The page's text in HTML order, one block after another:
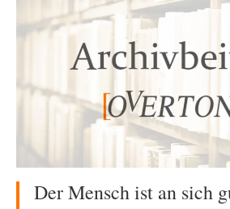
Der Mensch ist an sich